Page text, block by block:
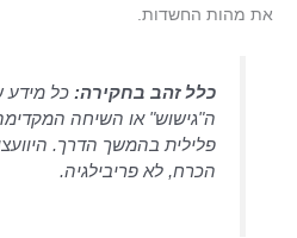
את מהות החשדות.
כלל זהב בחקירה: כל
ה"גישוש" או השיחה
פלילית בהמשך הדרך.
הכרח, לא פריבילגיה.